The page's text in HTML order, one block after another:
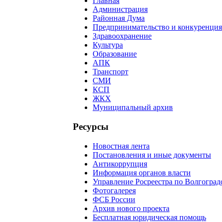
Администрация
Районная Дума
Предпринимательство и конкуренция
Здравоохранение
Культура
Образование
АПК
Транспорт
СМИ
КСП
ЖКХ
Муниципальный архив
Ресурсы
Новостная лента
Постановления и иные документы
Антикоррупция
Информация органов власти
Управление Росреестра по
Фотогалерея
ФСБ России
Архив нового проекта
Бесплатная юридическая помощь